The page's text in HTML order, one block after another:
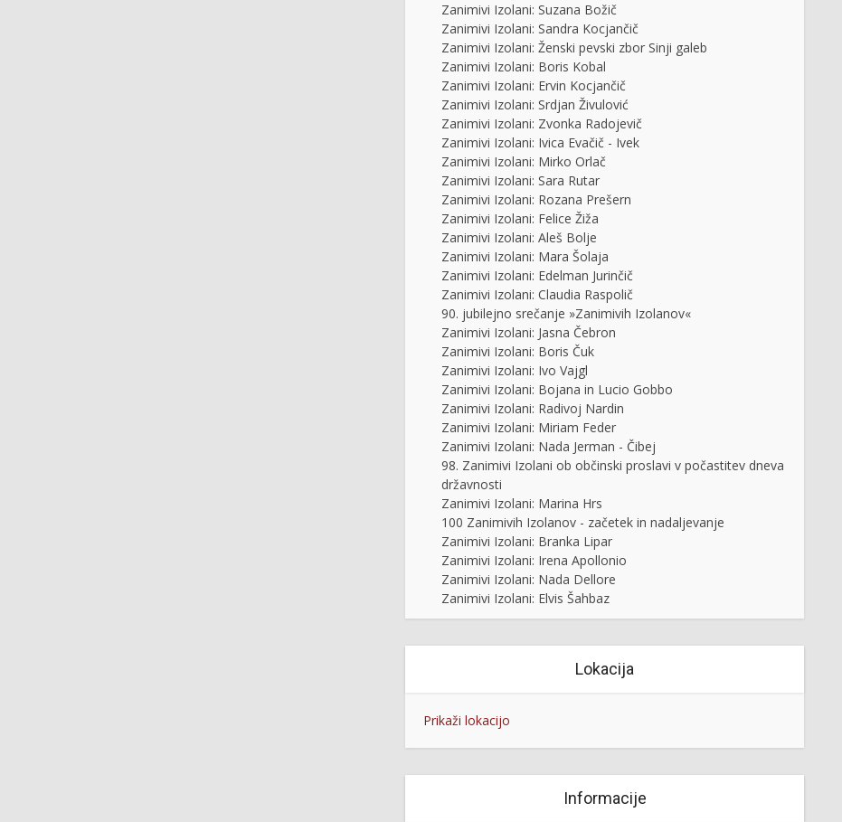
Zanimivi Izolani: Suzana Božič
Zanimivi Izolani: Sandra Kocjančič
Zanimivi Izolani: Ženski pevski zbor Sinji galeb
Zanimivi Izolani: Boris Kobal
Zanimivi Izolani: Ervin Kocjančič
Zanimivi Izolani: Srdjan Živulović
Zanimivi Izolani: Zvonka Radojevič
Zanimivi Izolani: Ivica Evačič - Ivek
Zanimivi Izolani: Mirko Orlač
Zanimivi Izolani: Sara Rutar
Zanimivi Izolani: Rozana Prešern
Zanimivi Izolani: Felice Žiža
Zanimivi Izolani: Aleš Bolje
Zanimivi Izolani: Mara Šolaja
Zanimivi Izolani: Edelman Jurinčič
Zanimivi Izolani: Claudia Raspolič
90. jubilejno srečanje »Zanimivih Izolanov«
Zanimivi Izolani: Jasna Čebron
Zanimivi Izolani: Boris Čuk
Zanimivi Izolani: Ivo Vajgl
Zanimivi Izolani: Bojana in Lucio Gobbo
Zanimivi Izolani: Radivoj Nardin
Zanimivi Izolani: Miriam Feder
Zanimivi Izolani: Nada Jerman - Čibej
98. Zanimivi Izolani ob občinski proslavi v počastitev dneva
državnosti
Zanimivi Izolani: Marina Hrs
100 Zanimivih Izolanov - začetek in nadaljevanje
Zanimivi Izolani: Branka Lipar
Zanimivi Izolani: Irena Apollonio
Zanimivi Izolani: Nada Dellore
Zanimivi Izolani: Elvis Šahbaz
Lokacija
Prikaži lokacijo
Informacije